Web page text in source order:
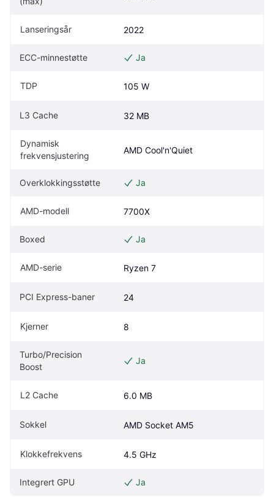
Lanseringsår 2022
ECC-minnestøtte Ja
TDP 105 W
L3 Cache 32 MB
Dynamisk
frekvensjustering
AMD Cool'n'Quiet
Overklokkingsstøtte Ja
AMD-modell 7700X
Boxed Ja
AMD-serie Ryzen 7
PCI Express-baner 24
Kjerner 8
Turbo/Precision
Boost
Ja
L2 Cache 6.0 MB
Sokkel AMD Socket AM5
Klokkefrekvens 4.5 GHz
Integrert GPU Ja